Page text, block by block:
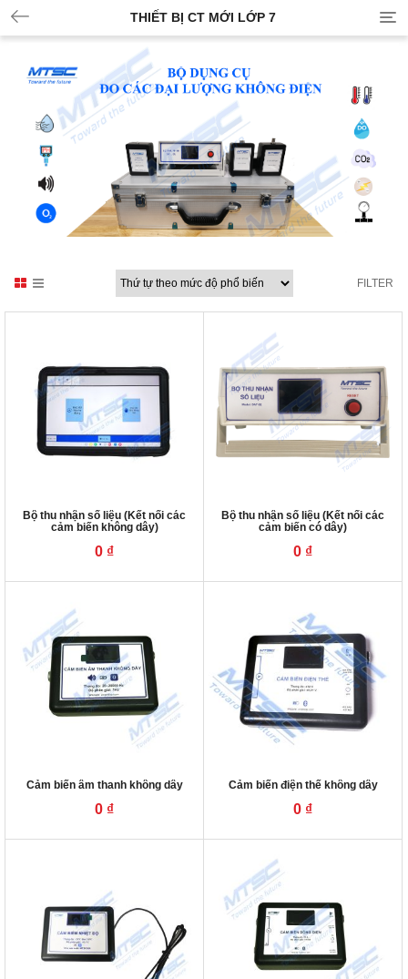
THIẾT BỊ CT MỚI LỚP 7
FILTER
Bộ thu nhận số liệu (Kết nối các
cảm biến không dây)
0 ₫
Bộ thu nhận số liệu (Kết nối các
cảm biến có dây)
0 ₫
Cảm biến âm thanh không dây
0 ₫
Cảm biến điện thế không dây
0 ₫